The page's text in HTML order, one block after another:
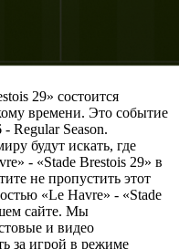
29» состоится
времени. Это событие
Regular Season.
будут искать, где
- «Stade Brestois 29» в
не пропустить этот
«Le Havre» - «Stade
сайте. Мы
и видео
за игрой в режиме